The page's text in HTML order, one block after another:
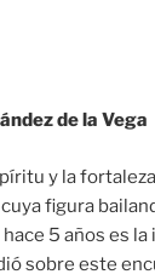
de la Vega
y la
figura
5 años es la
sobre este